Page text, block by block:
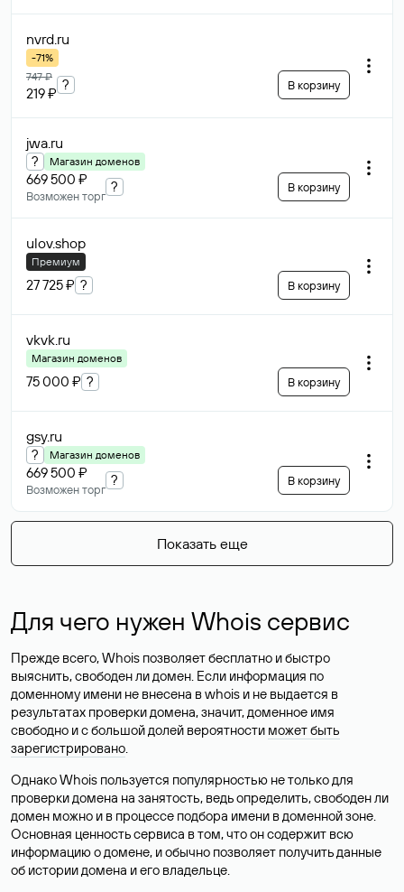
nvrd.ru
-71%
747 ₽
219 ₽
? В корзину
jwa.ru
? Магазин доменов
669 500 ₽
Возможен торг
? В корзину
ulov.shop
Премиум
27 725 ₽ ? В корзину
vkvk.ru
Магазин доменов
75 000 ₽ ? В корзину
gsy.ru
? Магазин доменов
669 500 ₽
Возможен торг
? В корзину
Показать еще
Для чего нужен Whois сервис
Прежде всего, Whois позволяет бесплатно и быстро
выяснить, свободен ли домен. Если информация по
доменному имени не внесена в whois и не выдается в
результатах проверки домена, значит, доменное имя
свободно и с большой долей вероятности может быть
зарегистрировано.
Однако Whois пользуется популярностью не только для
проверки домена на занятость, ведь определить, свободен ли
домен можно и в процессе подбора имени в доменной зоне.
Основная ценность сервиса в том, что он содержит всю
информацию о домене, и обычно позволяет получить данные
об истории домена и его владельце.